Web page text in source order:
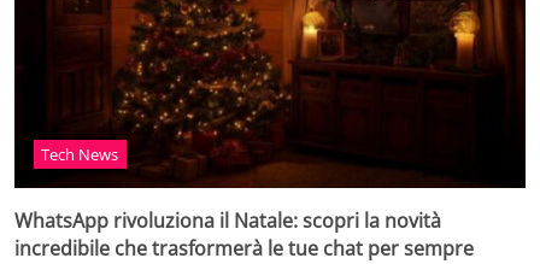
Tech News
WhatsApp rivoluziona il Natale: scopri la novità
incredibile che trasformerà le tue chat per sempre